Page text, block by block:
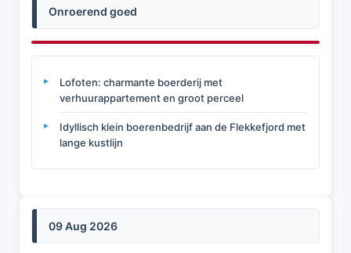
Onroerend goed
Lofoten: charmante boerderij met
verhuurappartement en groot perceel
Idyllisch klein boerenbedrijf aan de Flekkefjord met
lange kustlijn
09 Aug 2026